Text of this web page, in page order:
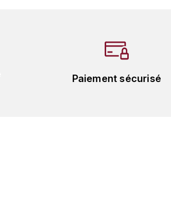
Paiement sécurisé